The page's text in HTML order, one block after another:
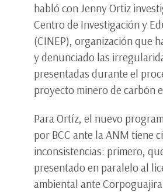
habló con Jenny Ortiz
Centro de Investigación y
(CINEP), organización que
y denunciado las
presentadas durante el
proyecto minero de carbón
Para Ortíz, el nuevo
por BCC ante la ANM tiene
inconsistencias: primero,
presentado en paralelo al
ambiental ante